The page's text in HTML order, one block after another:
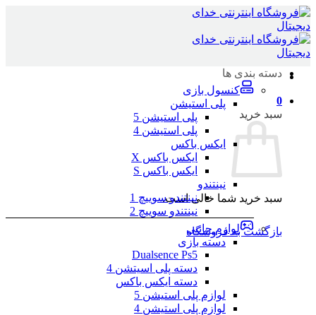
Skip
to
content
0
سبد خرید
سبد خرید شما خالی است.
بازگشت به فروشگاه
دسته بندی ها
کنسول بازی
پلی استیشن
پلی استیشن 5
پلی استیشن 4
ایکس باکس
ایکس باکس X
ایکس باکس S
نینتندو
نینتندو سوییچ 1
نینتندو سوییچ 2
لوازم جانبی
دسته بازی
Dualsence Ps5
دسته پلی اسیتشن 4
دسته ایکس باکس
لوازم پلی استیشن 5
لوازم پلی استیشن 4